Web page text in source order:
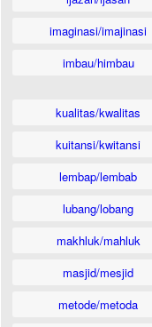
imaginasi/imajinasi
imbau/himbau
kualitas/kwalitas
kuitansi/kwitansi
lembap/lembab
lubang/lobang
makhluk/mahluk
masjid/mesjid
metode/metoda